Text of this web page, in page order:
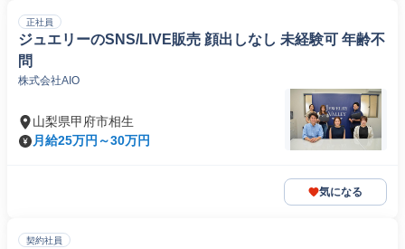
正社員
ジュエリーのSNS/LIVE販売 顔出しなし 未経験可 年齢不
問
株式会社AIO
山梨県甲府市相生
月給25万円～30万円
気になる
契約社員